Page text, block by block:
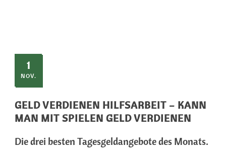
1
NOV.
GELD VERDIENEN HILFSARBEIT – KANN
MAN MIT SPIELEN GELD VERDIENEN
Die drei besten Tagesgeldangebote des Monats.